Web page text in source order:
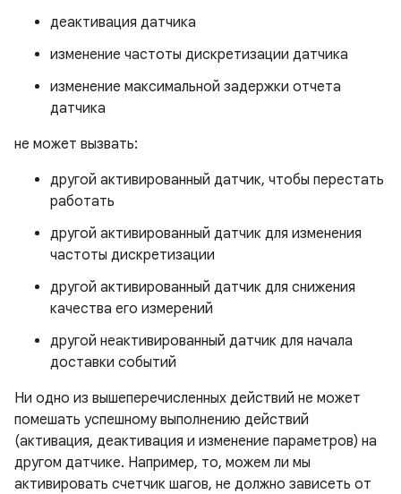
деактивация датчика
изменение частоты дискретизации датчика
изменение максимальной задержки отчета
датчика
не может вызвать:
другой активированный датчик, чтобы перестать
работать
другой активированный датчик для изменения
частоты дискретизации
другой активированный датчик для снижения
качества его измерений
другой неактивированный датчик для начала
доставки событий
Ни одно из вышеперечисленных действий не может
помешать успешному выполнению действий
(активация, деактивация и изменение параметров) на
другом датчике. Например, то, можем ли мы
активировать счетчик шагов, не должно зависеть от